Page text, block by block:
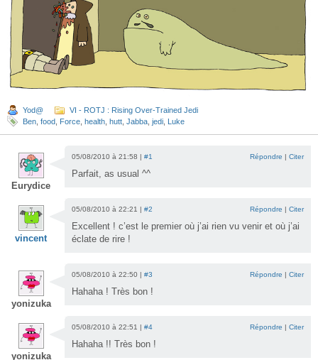
Yod@
VI - ROTJ : Rising Over-Trained Jedi
Ben food Force health hutt Jabba jedi Luke
Eurydice
05/08/2010 à 21:58 | #1 Répondre | Citer
Parfait, as usual ^^
vincent
05/08/2010 à 22:21 | #2 Répondre | Citer
Excellent ! c’est le premier où j’ai rien vu venir et où j’ai
éclate de rire !
yonizuka
05/08/2010 à 22:50 | #3 Répondre | Citer
Hahaha ! Très bon !
yonizuka
05/08/2010 à 22:51 | #4 Répondre | Citer
Hahaha !! Très bon !